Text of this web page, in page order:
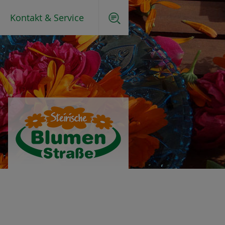
Kontakt & Service